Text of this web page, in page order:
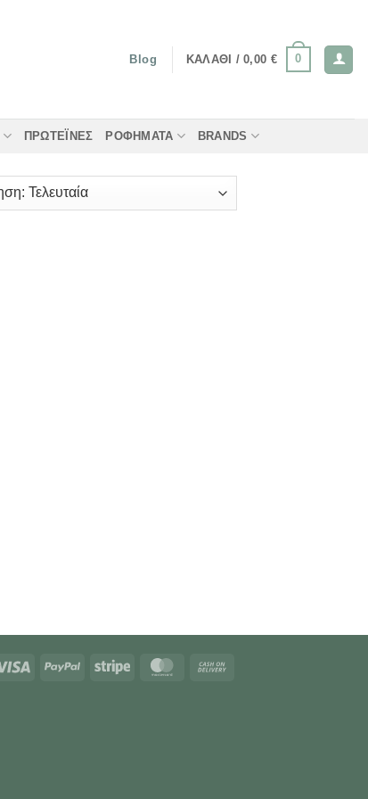
Blog ΚΑΛΆΘΙ /0,00 € 0
ΠΡΩΤΕΪ́ΝΕΣ ΡΟΦΉΜΑΤΑ BRANDS
Visa PayPal Stripe MasterCard